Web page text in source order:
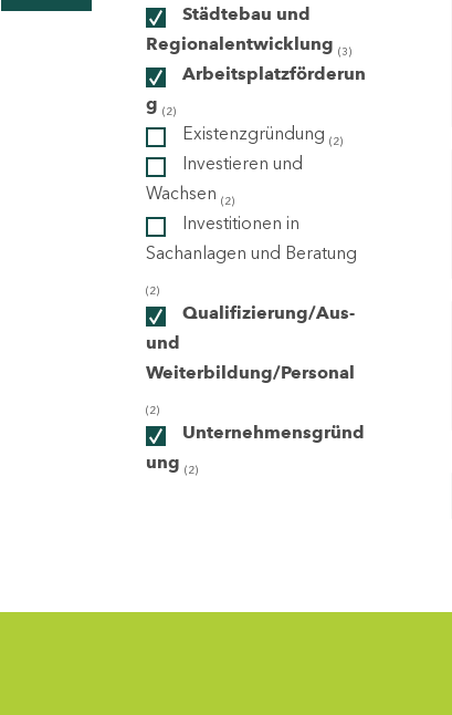
Städtebau und
Regionalentwicklung (3)
Arbeitsplatzförderun
g (2)
Existenzgründung (2)
Investieren und
Wachsen (2)
Investitionen in
Sachanlagen und Beratung
(2)
Qualifizierung/Aus-
und
Weiterbildung/Personal
(2)
Unternehmensgründ
ung (2)